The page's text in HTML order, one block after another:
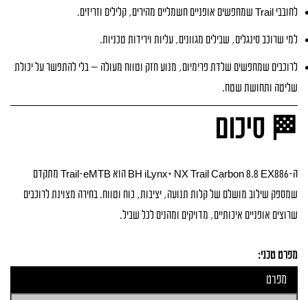
לחובבי Trail שמחפשים אופניים חשמליים מהירים, קלילים וזריזים.
למי שרוכב סינגלים, שבילים מגוונים, עליות וירידות טכניות.
לרוכבים שמחפשים שלדת פרימיום, מנוע חזק וטווח מעולה — בלי להתפשר על יכולת
שליטה ותחושת שטח.
🏁 סיכום
ה-BH iLynx+ NX Trail Carbon 8.8 EX886 הוא Trail-eMTB מתקדם
שמספק שילוב מושלם של קלות תנועה, יציבות, כוח וטווח. בחירה מצוינת לרוכבים
שרוצים אופניים איכותיים, מדויקים ומהנים לכל שביל.
מפרט טכני:
מפרט